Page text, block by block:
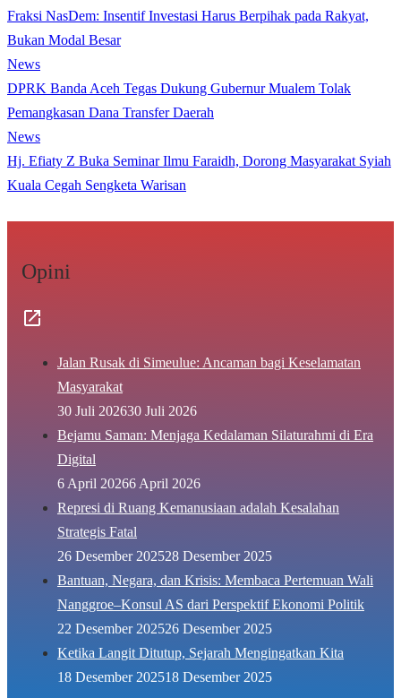
Fraksi NasDem: Insentif Investasi Harus Berpihak pada Rakyat,
Bukan Modal Besar
News
DPRK Banda Aceh Tegas Dukung Gubernur Mualem Tolak
Pemangkasan Dana Transfer Daerah
News
Hj. Efiaty Z Buka Seminar Ilmu Faraidh, Dorong Masyarakat Syiah
Kuala Cegah Sengketa Warisan
Opini
Jalan Rusak di Simeulue: Ancaman bagi Keselamatan
Masyarakat
30 Juli 202630 Juli 2026
Bejamu Saman: Menjaga Kedalaman Silaturahmi di Era
Digital
6 April 20266 April 2026
Represi di Ruang Kemanusiaan adalah Kesalahan
Strategis Fatal
26 Desember 202528 Desember 2025
Bantuan, Negara, dan Krisis: Membaca Pertemuan Wali
Nanggroe–Konsul AS dari Perspektif Ekonomi Politik
22 Desember 202526 Desember 2025
Ketika Langit Ditutup, Sejarah Mengingatkan Kita
18 Desember 202518 Desember 2025